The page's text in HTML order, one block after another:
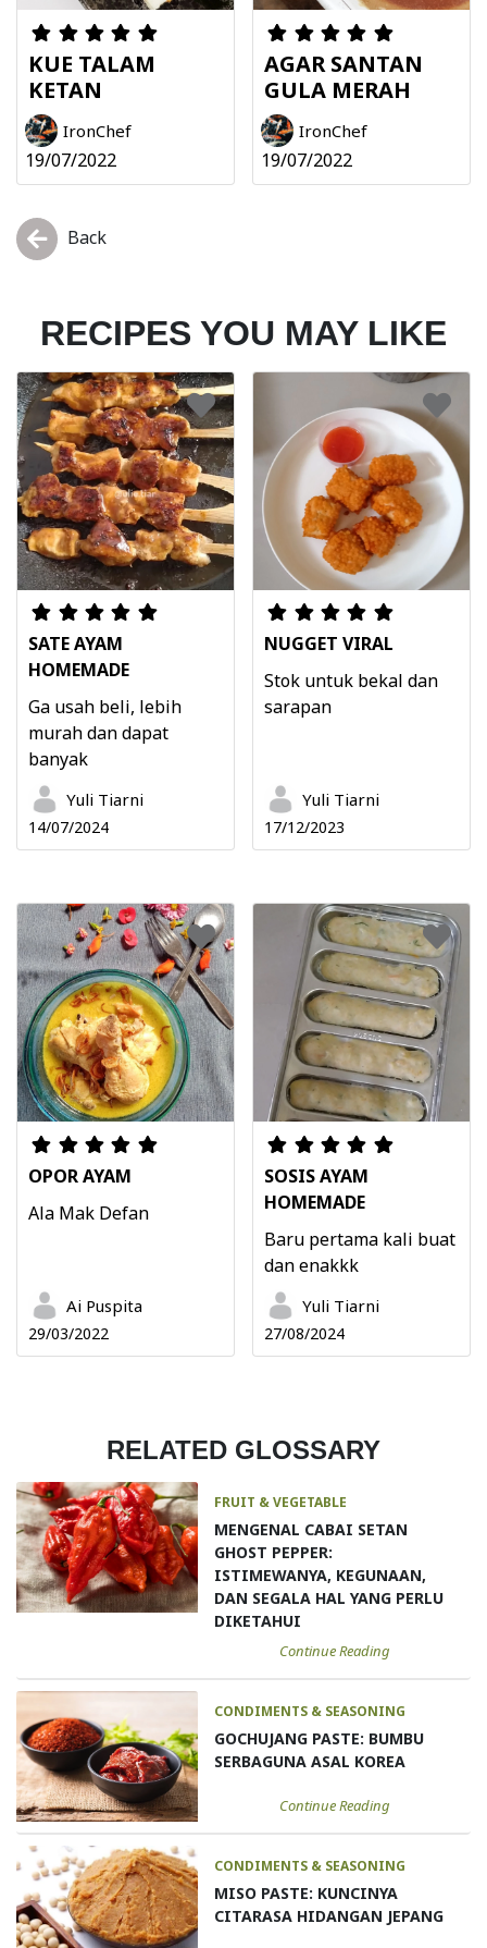
KUE TALAM
KETAN
IronChef
19/07/2022
AGAR SANTAN
GULA MERAH
IronChef
19/07/2022
Back
RECIPES YOU MAY LIKE
SATE AYAM
HOMEMADE
Ga usah beli, lebih
murah dan dapat
banyak
Yuli Tiarni
14/07/2024
NUGGET VIRAL
Stok untuk bekal dan
sarapan
Yuli Tiarni
17/12/2023
OPOR AYAM
Ala Mak Defan
Ai Puspita
29/03/2022
SOSIS AYAM
HOMEMADE
Baru pertama kali buat
dan enakkk
Yuli Tiarni
27/08/2024
RELATED GLOSSARY
FRUIT & VEGETABLE
MENGENAL CABAI SETAN
GHOST PEPPER:
ISTIMEWANYA, KEGUNAAN,
DAN SEGALA HAL YANG PERLU
DIKETAHUI
Continue Reading
CONDIMENTS & SEASONING
GOCHUJANG PASTE: BUMBU
SERBAGUNA ASAL KOREA
Continue Reading
CONDIMENTS & SEASONING
MISO PASTE: KUNCINYA
CITARASA HIDANGAN JEPANG